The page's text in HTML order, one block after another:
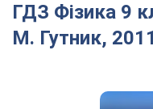
ГДЗ Фізика 9
М. Гутник,